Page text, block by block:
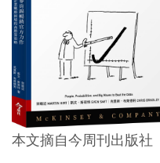
本文摘自今周刊出版社